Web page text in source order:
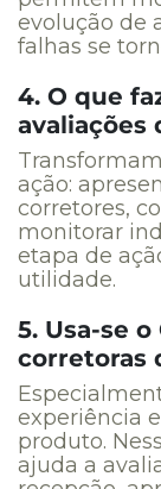
evolução de
falhas se
4. O que
avaliações
ação:
corretores,
monitorar
etapa de
utilidade.
5. Usa-se
corretoras
experiência
produto.
ajuda a